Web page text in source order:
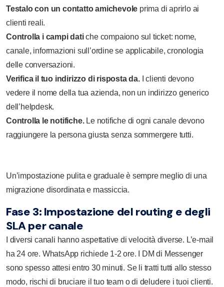
Testalo con un contatto amichevole prima di aprirlo ai
clienti reali.
Controlla i campi datiche compaiono sul ticket: nome,
canale, informazioni sull’ordine se applicabile, cronologia
delle conversazioni.
Verifica il tuo indirizzo di risposta da.I clienti devono
vedere il nome della tua azienda, non un indirizzo generico
dell’helpdesk.
Controlla le notifiche.Le notifiche di ogni canale devono
raggiungere la persona giusta senza sommergere tutti.
Un’impostazione pulita e graduale è sempre meglio di una
migrazione disordinata e massiccia.
Fase 3: Impostazione del routing e degli
SLA per canale
I diversi canali hanno aspettative di velocità diverse. L’e-mail
ha 24 ore. WhatsApp richiede 1-2 ore. I DM di Messenger
sono spesso attesi entro 30 minuti. Se li tratti tutti allo stesso
modo, rischi di bruciare il tuo team o di deludere i tuoi clienti.